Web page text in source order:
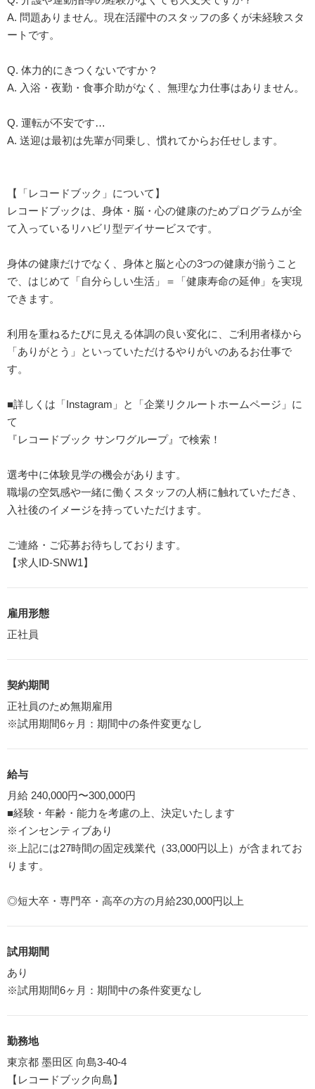
A. 問題ありません。現在活躍中のスタッフの多くが未経験スタ
ートです。
Q. 体力的にきつくないですか？
A. 入浴・夜勤・食事介助がなく、無理な力仕事はありません。
Q. 運転が不安です…
A. 送迎は最初は先輩が同乗し、慣れてからお任せします。
【「レコードブック」について】
レコードブックは、身体・脳・心の健康のためプログラムが全
て入っているリハビリ型デイサービスです。
身体の健康だけでなく、身体と脳と心の3つの健康が揃うこと
で、はじめて「自分らしい生活」＝「健康寿命の延伸」を実現
できます。
利用を重ねるたびに見える体調の良い変化に、ご利用者様から
「ありがとう」といっていただけるやりがいのあるお仕事で
す。
■詳しくは「Instagram」と「企業リクルートホームページ」に
て
『レコードブック サンワグループ』で検索！
選考中に体験見学の機会があります。
職場の空気感や一緒に働くスタッフの人柄に触れていただき、
入社後のイメージを持っていただけます。
ご連絡・ご応募お待ちしております。
【求人ID-SNW1】
雇用形態
正社員
契約期間
正社員のため無期雇用
※試用期間6ヶ月：期間中の条件変更なし
給与
月給 240,000円〜300,000円
■経験・年齢・能力を考慮の上、決定いたします
※インセンティブあり
※上記には27時間の固定残業代（33,000円以上）が含まれてお
ります。
◎短大卒・専門卒・高卒の方の月給230,000円以上
試用期間
あり
※試用期間6ヶ月：期間中の条件変更なし
勤務地
東京都 墨田区 向島3-40-4
【レコードブック向島】